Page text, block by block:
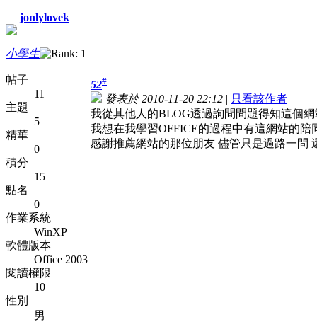
jonlylovek
小學生
帖子
11
主題
5
精華
0
積分
15
點名
0
作業系統
WinXP
軟體版本
Office 2003
閱讀權限
10
性別
男
52#
發表於 2010-11-20 22:12 | 只看該作者
我從其他人的BLOG透過詢問問題得知這個
我想在我學習OFFICE的過程中有這網站的陪
感謝推薦網站的那位朋友 儘管只是過路一問